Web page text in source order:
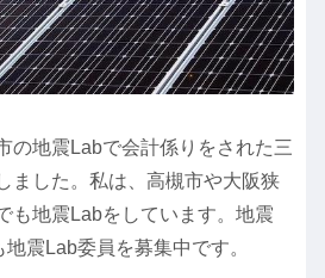
の地震Labで会計係りをされた三
ました。私は、高槻市や大阪狭
も地震Labをしています。地震
震Lab委員を募集中です。